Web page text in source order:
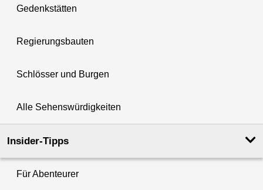
Gedenkstätten
Regierungsbauten
Schlösser und Burgen
Alle Sehenswürdigkeiten
Insider-Tipps
Für Abenteurer